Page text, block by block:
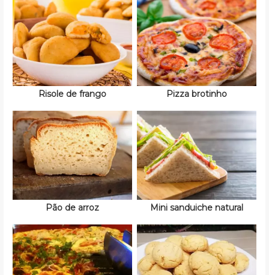
Risole de frango Pizza brotinho
Pão de arroz Mini sanduiche natural